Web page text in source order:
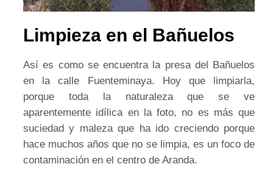
Limpieza en el Bañuelos
Así es como se encuentra la presa del Bañuelos
en la calle Fuenteminaya. Hoy que limpiarla,
porque toda la naturaleza que se ve
aparentemente idílica en la foto, no es más que
suciedad y maleza que ha ido creciendo porque
hace muchos años que no se limpia, es un foco de
contaminación en el centro de Aranda.